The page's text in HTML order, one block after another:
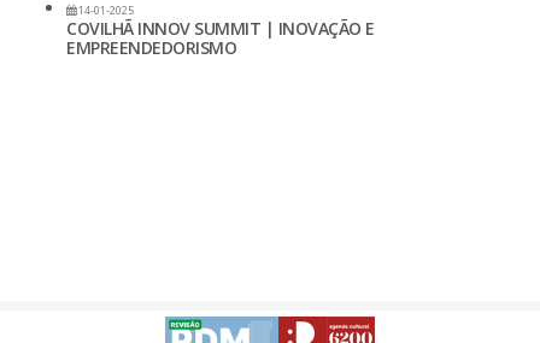
14-01-2025
COVILHÃ INNOV SUMMIT | INOVAÇÃO E
EMPREENDEDORISMO